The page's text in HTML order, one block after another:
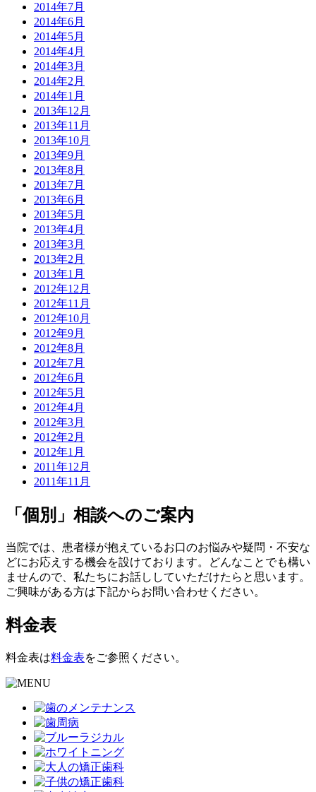
2014年7月
2014年6月
2014年5月
2014年4月
2014年3月
2014年2月
2014年1月
2013年12月
2013年11月
2013年10月
2013年9月
2013年8月
2013年7月
2013年6月
2013年5月
2013年4月
2013年3月
2013年2月
2013年1月
2012年12月
2012年11月
2012年10月
2012年9月
2012年8月
2012年7月
2012年6月
2012年5月
2012年4月
2012年3月
2012年2月
2012年1月
2011年12月
2011年11月
「個別」相談へのご案内
当院では、患者様が抱えているお口のお悩みや疑問・不安な
どにお応えする機会を設けております。どんなことでも構い
ませんので、私たちにお話ししていただけたらと思います。
ご興味がある方は下記からお問い合わせください。
料金表
料金表は料金表をご参照ください。